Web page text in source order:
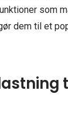
som
dem til et